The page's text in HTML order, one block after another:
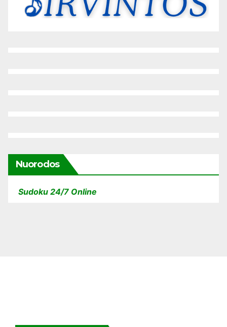
Nuorodos
Sudoku 24/7 Online